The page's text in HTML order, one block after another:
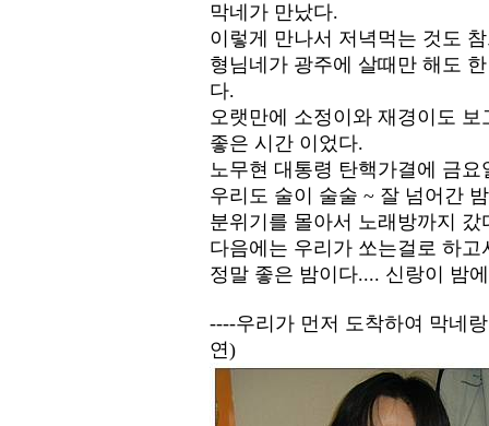
막네가 만났다.
이렇게 만나서 저녁먹는 것도
형님네가 광주에 살때만 해도
다.
오랫만에 소정이와 재경이도
좋은 시간 이었다.
노무현 대통령 탄핵가결에 금
우리도 술이 술술 ~ 잘 넘어간
분위기를 몰아서 노래방까지
다음에는 우리가 쏘는걸로 하고
정말 좋은 밤이다.... 신랑이 밤
----우리가 먼저 도착하여 막네
연)